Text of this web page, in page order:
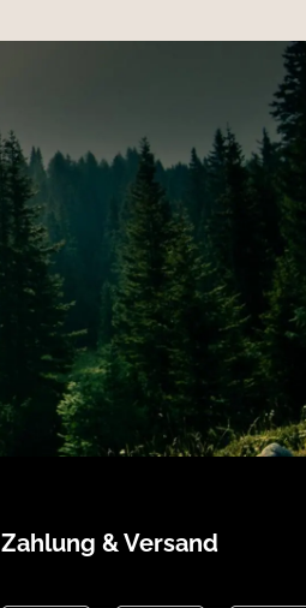
Zahlung & Versand